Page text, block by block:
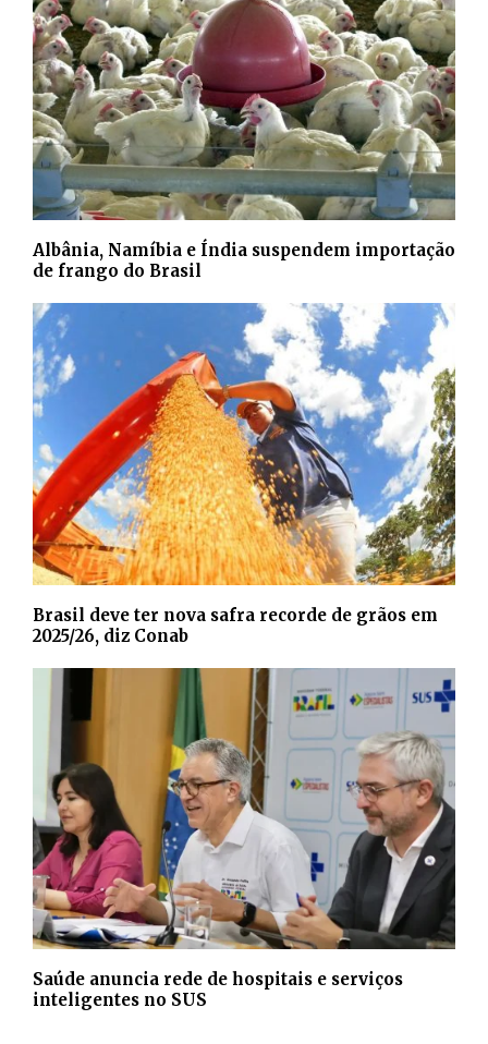
Albânia, Namíbia e Índia suspendem importação
de frango do Brasil
Brasil deve ter nova safra recorde de grãos em
2025/26, diz Conab
Saúde anuncia rede de hospitais e serviços
inteligentes no SUS